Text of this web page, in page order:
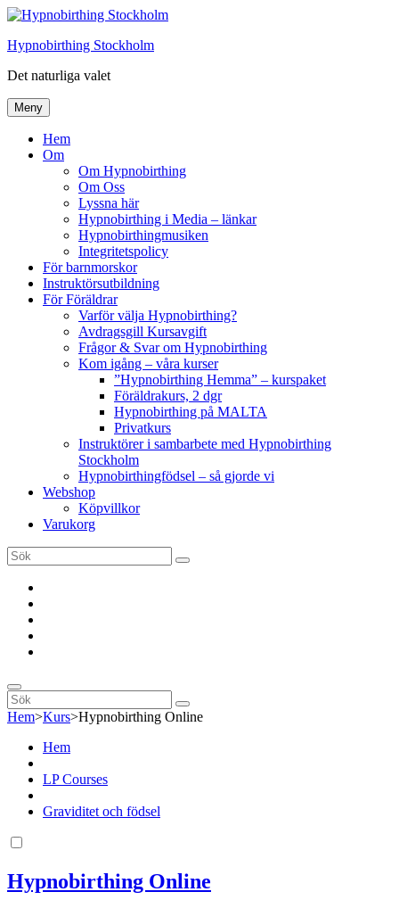
Hoppa
innehåll
Hypnobirthing Stockholm
Det naturliga valet
Meny
Hem
Om
Om Hypnobirthing
Om Oss
Lyssna här
Hypnobirthing i Media – länkar
Hypnobirthingmusiken
Integritetspolicy
För barnmorskor
Instruktörsutbildning
För Föräldrar
Varför välja Hypnobirthing?
Avdragsgill Kursavgift
Frågor & Svar om Hypnobirthing
Kom igång – våra kurser
”Hypnobirthing Hemma” – kurspaket
Föräldrakurs, 2 dgr
Hypnobirthing på MALTA
Privatkurs
Instruktörer i sambarbete med Hypnobirthing
Stockholm
Hypnobirthingfödsel – så gjorde vi
Webshop
Köpvillkor
Varukorg
Sök
efter:
Sök
Sök
Sök
efter:
Sök
Hem>Kurs>Hypnobirthing Online
Hem
LP Courses
Graviditet och födsel
Hypnobirthing Online